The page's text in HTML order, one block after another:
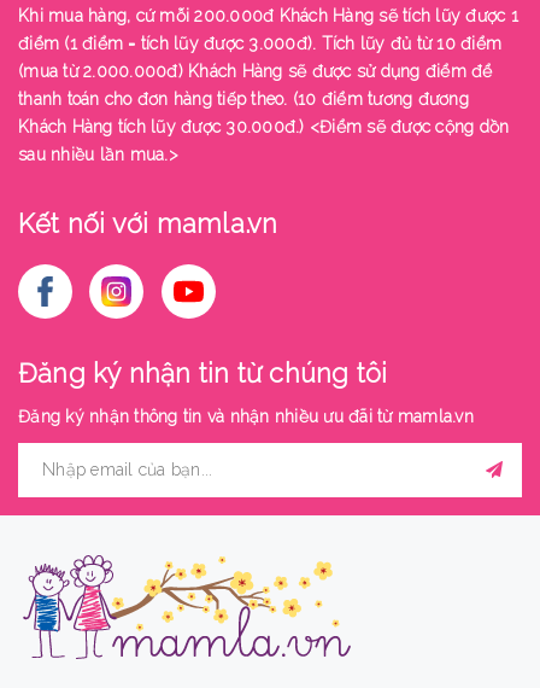
Khi mua hàng, cứ mỗi 200.000đ Khách Hàng sẽ tích lũy được 1
điểm (1 điểm = tích lũy được 3.000đ). Tích lũy đủ từ 10 điểm
(mua từ 2.000.000đ) Khách Hàng sẽ được sử dụng điểm để
thanh toán cho đơn hàng tiếp theo. (10 điểm tương đương
Khách Hàng tích lũy được 30.000đ.) <Điểm sẽ được cộng dồn
sau nhiều lần mua.>
Kết nối với mamla.vn
Đăng ký nhận tin từ chúng tôi
Đăng ký nhận thông tin và nhận nhiều ưu đãi từ mamla.vn